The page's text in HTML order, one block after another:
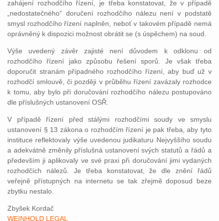
zahájení rozhodčího řízení, je třeba konstatovat, že v případě
„nedostatečného“ doručení rozhodčího nálezu není v podstatě
smysl rozhodčího řízení naplněn, neboť v takovém případě nemá
oprávněný k dispozici možnost obrátit se (s úspěchem) na soud.
Výše uvedený závěr zajisté není důvodem k odklonu od
rozhodčího řízení jako způsobu řešení sporů. Je však třeba
doporučit stranám případného rozhodčího řízení, aby buď už v
rozhodčí smlouvě, či později v průběhu řízení zavázaly rozhodce
k tomu, aby bylo při doručování rozhodčího nálezu postupováno
dle příslušných ustanovení OSŘ.
V případě řízení před stálými rozhodčími soudy ve smyslu
ustanovení § 13 zákona o rozhodčím řízení je pak třeba, aby tyto
instituce reflektovaly výše uvedenou judikaturu Nejvyššího soudu
a adekvátně změnily příslušná ustanovení svých statutů a řádů a
především ji aplikovaly ve své praxi při doručování jimi vydaných
rozhodčích nálezů. Je třeba konstatovat, že dle znění řádů
veřejně přístupných na internetu se tak zřejmě doposud beze
zbytku nestalo.
Zbyšek Kordač
WEINHOLD LEGAL